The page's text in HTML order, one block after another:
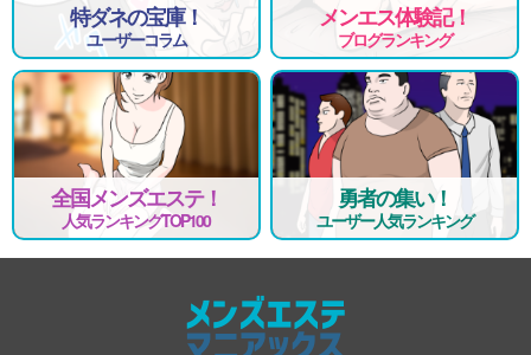
特ダネの宝庫！
ユーザーコラム
メンエス体験記！
ブログランキング
全国メンズエステ！
人気ランキングTOP100
勇者の集い！
ユーザー人気ランキング